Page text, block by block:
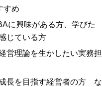
すめ
に興味がある方、学びた
じている方
営理論を生かしたい実務担
成長を目指す経営者の方 な